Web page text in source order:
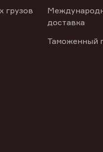
грузов
доставка
Таможенный